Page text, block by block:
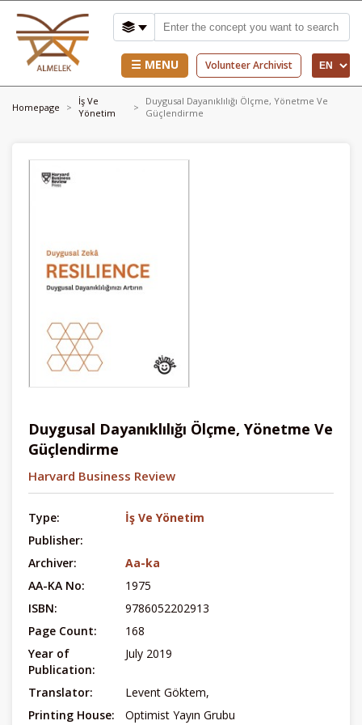
☰ MENU Volunteer Archivist
Homepage
İş Ve
Yönetim
Duygusal Dayanıklılığı Ölçme, Yönetme Ve
Güçlendirme
Duygusal Dayanıklılığı Ölçme, Yönetme Ve
Güçlendirme
Harvard Business Review
Type:
İş Ve Yönetim
Publisher:
Archiver:
Aa-ka
AA-KA No:
1975
ISBN:
9786052202913
Page Count:
168
Year of
Publication:
July 2019
Translator:
Levent Göktem,
Printing House:
Optimist Yayın Grubu